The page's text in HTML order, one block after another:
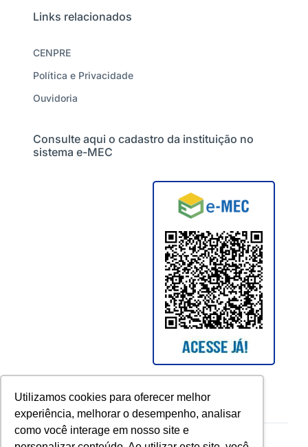
Utilizamos cookies para oferecer melhor
experiência, melhorar o desempenho, analisar
como você interage em nosso site e
Links relacionados
CENPRE
Política e Privacidade
Ouvidoria
Consulte aqui o cadastro da instituição no
sistema e-MEC
Copyright © 2026 UCAM. All rights reserved.